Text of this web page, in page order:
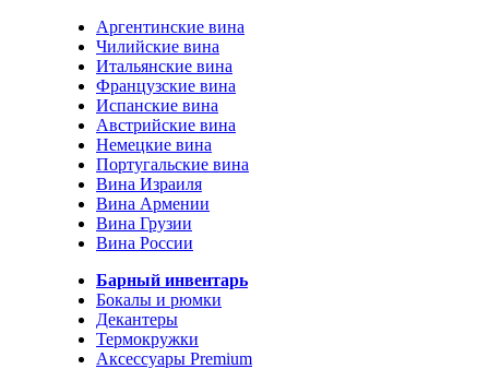
Аргентинские вина
Чилийские вина
Итальянские вина
Французские вина
Испанские вина
Австрийские вина
Немецкие вина
Португальские вина
Вина Израиля
Вина Армении
Вина Грузии
Вина России
Барный инвентарь
Бокалы и рюмки
Декантеры
Термокружки
Аксессуары Premium